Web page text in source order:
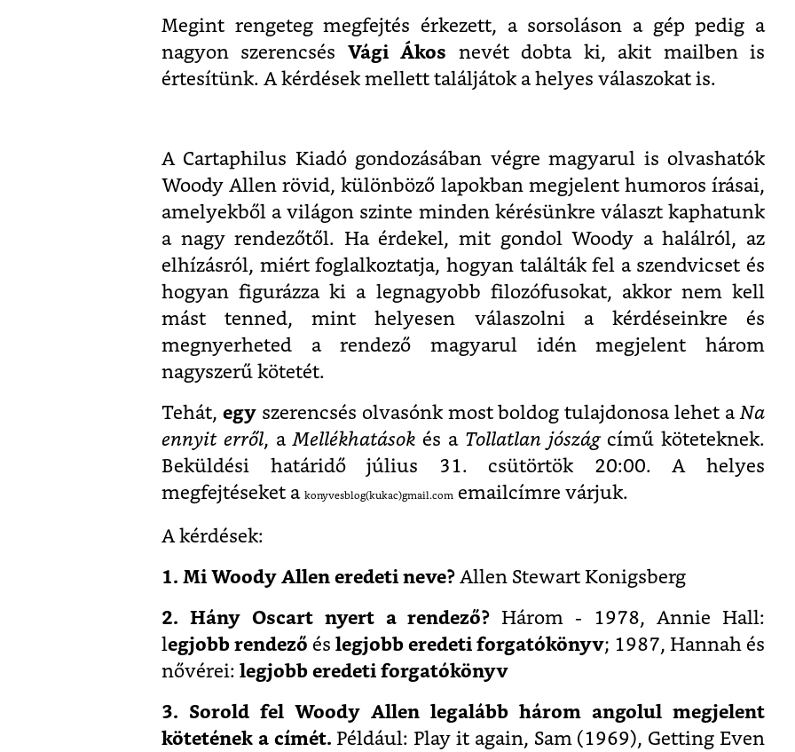
Megint rengeteg megfejtés érkezett, a sorsoláson a gép pedig a
nagyon szerencsés VágiÁkos nevét dobta ki, akit mailben is
értesítünk. A kérdések mellett találjátok a helyes válaszokat is.
A Cartaphilus Kiadó gondozásában végre magyarul is olvashatók
Woody Allen rövid, különböző lapokban megjelent humoros írásai,
amelyekből a világon szinte minden kérésünkre választ kaphatunk
a nagy rendezőtől. Ha érdekel, mit gondol Woody a halálról, az
elhízásról, miért foglalkoztatja, hogyan találták fel a szendvicset és
hogyan figurázza ki a legnagyobb filozófusokat, akkor nem kell
mást tenned, mint helyesen válaszolni a kérdéseinkre és
megnyerheted a rendező magyarul idén megjelent három
nagyszerű kötetét.
Tehát, egyszerencsés olvasónk most boldog tulajdonosa lehet aNa
ennyit erről, a Mellékhatások és a Tollatlan jószág című köteteknek.
Beküldési határidő július 31. csütörtök 20:00. A helyes
megfejtéseket a konyvesblog(kukac)gmail.com emailcímre várjuk.
A kérdések:
1. Mi Woody Allen eredeti neve? Allen Stewart Konigsberg
2. Hány Oscart nyert a rendező? Három - 1978, Annie Hall:
legjobb rendező és legjobb eredeti forgatókönyv; 1987, Hannah és
nővérei: legjobb eredeti forgatókönyv
3. Sorold fel Woody Allen legalább három angolul megjelent
kötetének a címét. Például: Play it again, Sam (1969), Getting Even